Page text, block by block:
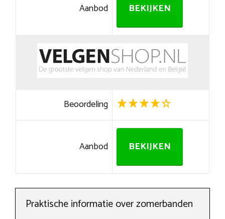
Aanbod BEKIJKEN
Beoordeling
Aanbod BEKIJKEN
Praktische informatie over zomerbanden